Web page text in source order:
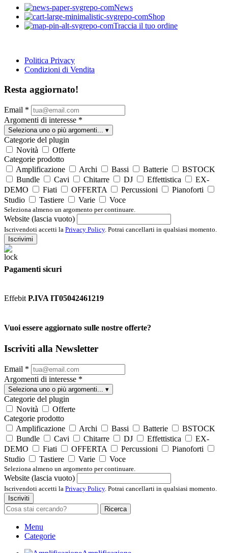
News
Shop
Traccia il tuo ordine
Politica Privacy
Condizioni di Vendita
Resta aggiornato!
Email *
Argomenti di interesse *
Seleziona uno o più argomenti... ▾
Categorie del plugin
Novità
Offerte
Categorie prodotto
Amplificazione
Archi Bassi Batterie
BSTOCK
Bundle
Cavi Chitarre DJ Effettistica
EX-
DEMO
Fiati OFFERTA Percussioni
Pianoforti
Studio
Tastiere Varie Voce
Seleziona almeno un argomento per continuare.
Website (lascia vuoto)
Iscrivendoti accetti la Privacy Policy. Potrai cancellarti in qualsiasi momento.
Iscrivimi
Pagamenti sicuri
Effebit P.IVA IT05042461219
Vuoi essere aggiornato sulle nostre offerte?
Iscriviti alla Newsletter
Email *
Argomenti di interesse *
Seleziona uno o più argomenti... ▾
Categorie del plugin
Novità
Offerte
Categorie prodotto
Amplificazione
Archi Bassi Batterie
BSTOCK
Bundle
Cavi Chitarre DJ Effettistica
EX-
DEMO
Fiati OFFERTA Percussioni
Pianoforti
Studio
Tastiere Varie Voce
Seleziona almeno un argomento per continuare.
Website (lascia vuoto)
Iscrivendoti accetti la Privacy Policy. Potrai cancellarti in qualsiasi momento.
Iscriviti
Ricerca
Menu
Categorie